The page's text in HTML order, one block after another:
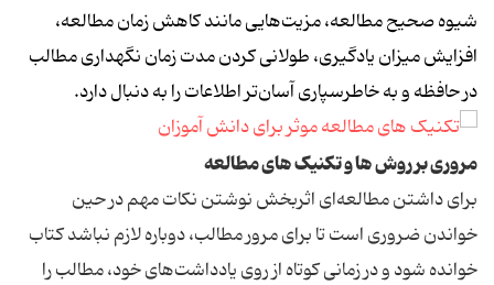
شیوه صحیح مطالعه، مزیت‌هایی مانند کاهش زمان مطالعه،
افزایش میزان یادگیری، طولانی کردن مدت زمان نگهداری مطالب
در حافظه و به خاطرسپاری آسان‌تر اطلاعات را به دنبال دارد.
مروری بر روش‌ ها و تکنیک‌ های مطالعه
برای داشتن مطالعه‌ای اثربخش نوشتن نکات مهم در حین
خواندن ضروری است تا برای مرور مطالب، دوباره لازم نباشد کتاب
خوانده شود و در زمانی کوتاه از روی یادداشت‌های خود، مطالب را